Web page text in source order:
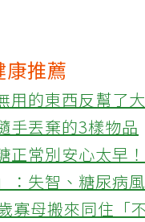
康推薦
用的東西反幫了
手丟棄的3樣物品
正常別安心太早
：失智、糖尿病
寡母搬來同住「